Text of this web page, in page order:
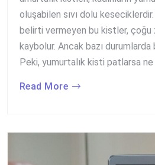
oluşabilen sıvı dolu
belirti vermeyen bu kistler, çoğu
kaybolur. Ancak bazı
Peki, yumurtalık kisti patlarsa ne
Read More